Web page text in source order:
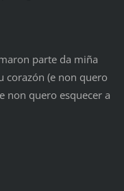
parte da miña
corazón (e non quero
non quero esquecer a